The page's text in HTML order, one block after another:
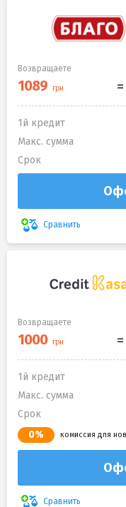
Возвращаете
1й кредит
Макс. сумма
Срок
Сравнить
Возвращаете
1й кредит
Макс. сумма
Срок
0% комиссия для
Сравнить